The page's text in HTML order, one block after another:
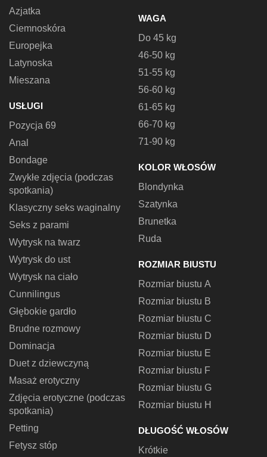
Azjatka
Ciemnoskóra
Europejka
Latynoska
Mieszana
USŁUGI
Pozycja 69
Anal
Bondage
Zwykłe zdjęcia (podczas
spotkania)
Klasyczny seks waginalny
Seks z parami
Wytrysk na twarz
Wytrysk do ust
Wytrysk na ciało
Cunnilingus
Głębokie gardło
Brudne rozmowy
Dominacja
Duet z dziewczyną
Masaż erotyczny
Zdjęcia erotyczne (podczas
spotkania)
Petting
Fetysz stóp
WAGA
Do 45 kg
46-50 kg
51-55 kg
56-60 kg
61-65 kg
66-70 kg
71-90 kg
KOLOR WŁOSÓW
Blondynka
Szatynka
Brunetka
Ruda
ROZMIAR BIUSTU
Rozmiar biustu A
Rozmiar biustu B
Rozmiar biustu C
Rozmiar biustu D
Rozmiar biustu E
Rozmiar biustu F
Rozmiar biustu G
Rozmiar biustu H
DŁUGOŚĆ WŁOSÓW
Krótkie